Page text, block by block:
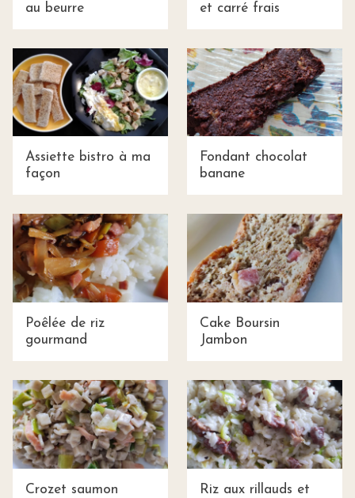
au beurre
et carré frais
Assiette bistro à ma
façon
Fondant chocolat
banane
Poêlée de riz
gourmand
Cake Boursin
Jambon
Crozet saumon
Riz aux rillauds et